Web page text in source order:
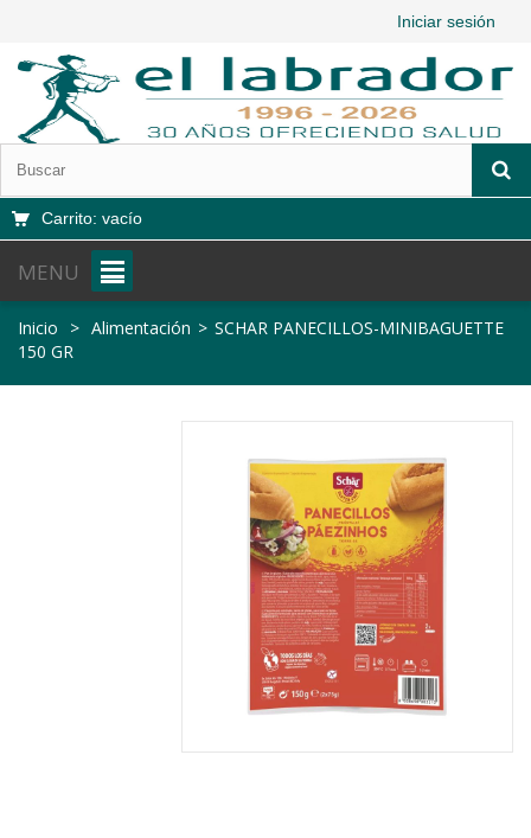
Iniciar sesión
Carrito: vacío
MENU
Inicio > Alimentación > SCHAR PANECILLOS-MINIBAGUETTE
150 GR